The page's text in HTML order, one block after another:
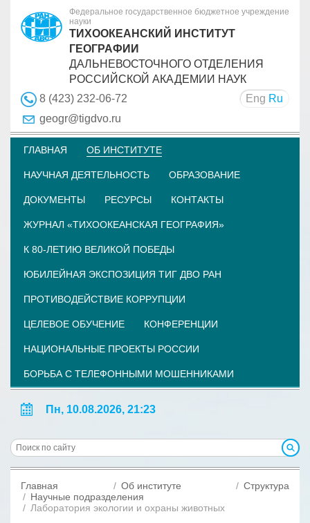
Федеральное государственное бюджетное учреждение
науки
ТИХООКЕАНСКИЙ ИНСТИТУТ
ГЕОГРАФИИ
ДАЛЬНЕВОСТОЧНОГО ОТДЕЛЕНИЯ
РОССИЙСКОЙ АКАДЕМИИ НАУК
8 (423) 232-06-72
Eng Ru
geogr@tigdvo.ru
ГЛАВНАЯ ОБ ИНСТИТУТЕ
НАУЧНАЯ ДЕЯТЕЛЬНОСТЬ ОБРАЗОВАНИЕ
ДОКУМЕНТЫ РЕСУРСЫ КОНТАКТЫ
ЖУРНАЛ «ТИХООКЕАНСКАЯ ГЕОГРАФИЯ»
К 80-ЛЕТИЮ ВЕЛИКОЙ ПОБЕДЫ
ЮБИЛЕЙНАЯ ЭКСПОЗИЦИЯ ТИГ ДВО РАН
ПРОТИВОДЕЙСТВИЕ КОРРУПЦИИ
ЦЕЛЕВОЕ ОБУЧЕНИЕ КОНФЕРЕНЦИИ
НАЦИОНАЛЬНЫЕ ПРОЕКТЫ РОССИИ
БОРЬБА С ТЕЛЕФОННЫМИ МОШЕННИКАМИ
Пн, 10.08.2026, 21:23
Главная Об институте
Структура
Научные подразделения
Лаборатория экологии и охраны животных